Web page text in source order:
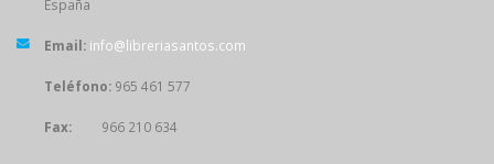
España
Email: info@libreriasantos.com
Teléfono: 965 461 577
Fax: 966 210 634